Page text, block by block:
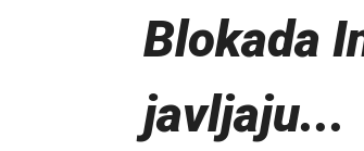
Blokada
javljaju...